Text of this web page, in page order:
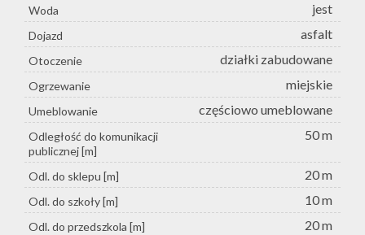
Woda jest
Dojazd asfalt
Otoczenie działki zabudowane
Ogrzewanie miejskie
Umeblowanie częściowo umeblowane
Odległość do komunikacji
publicznej [m]
50 m
Odl. do sklepu [m] 20 m
Odl. do szkoły [m] 10 m
Odl. do przedszkola [m] 20 m